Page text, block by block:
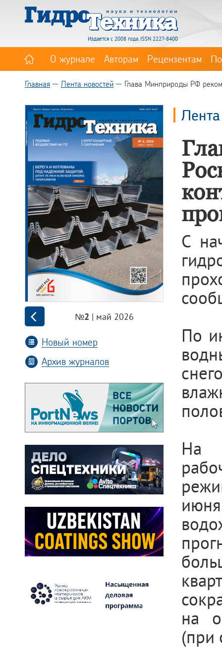
Издается с 2008 года. ISSN 2227-8400
О журнале Авторам Рецензентам
Главная Лента новостей Глава Минприроды РФ
№2 | май 2026
Новый номер
Архив журналов
С
По
На
на
(при